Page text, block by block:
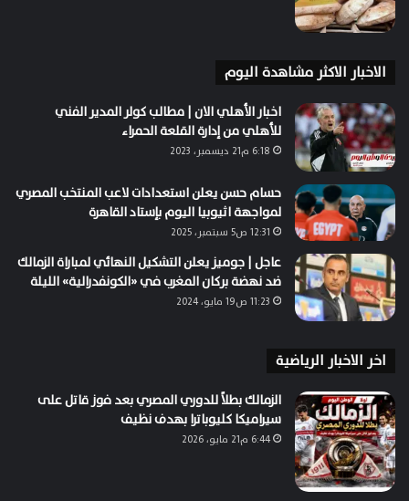
الاخبار الاكثر مشاهدة اليوم
اخبار الأهلي الان | مطالب كولر المدير الفني
للأهلي من إدارة القلعة الحمراء
6:18 م21 ديسمبر، 2023
حسام حسن يعلن استعدادات لاعب المنتخب المصري
لمواجهة اثيوبيا اليوم بإستاد القاهرة
12:31 ص5 سبتمبر، 2025
عاجل | جوميز يعلن التشكيل النهائي لمباراة الزمالك
ضد نهضة بركان المغرب في «الكونفدرالية» الليلة
11:23 ص19 مايو، 2024
اخر الاخبار الرياضية
الزمالك بطلاً للدوري المصري بعد فوز قاتل على
سيراميكا كليوباترا بهدف نظيف
6:44 م21 مايو، 2026